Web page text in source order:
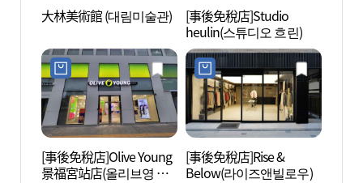
大林美術館 (대림미술관)
[事後免稅店]Studio
heulin(스튜디오 흐린)
[事後免稅店]Olive Young
景福宮站店(올리브영 경
[事後免稅店]Rise &
Below(라이즈앤빌로우)